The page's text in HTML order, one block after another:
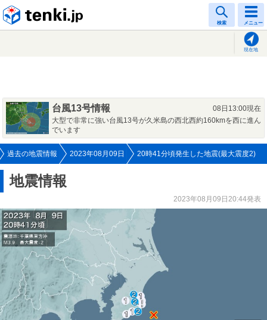
検索 メニュー
現在地
台風13号情報
08日13:00現在
大型で非常に強い台風13号が久米島の西北西約160kmを西に進ん
でいます
過去の地震情報 2023年08月09日 20時41分頃発生した地震(最大震度2)
地震情報
2023年08月09日20:44発表